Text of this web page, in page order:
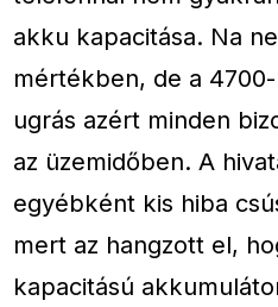
akku kapacitása. Na
mértékben, de a
ugrás azért minden
az üzemidőben. A
egyébként kis hiba
mert az hangzott el,
kapacitású